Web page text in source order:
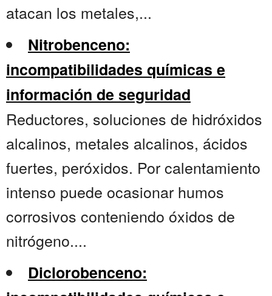
atacan los metales,...
Nitrobenceno:
incompatibilidades químicas e
información de seguridad
Reductores, soluciones de hidróxidos
alcalinos, metales alcalinos, ácidos
fuertes, peróxidos. Por calentamiento
intenso puede ocasionar humos
corrosivos conteniendo óxidos de
nitrógeno....
Diclorobenceno: